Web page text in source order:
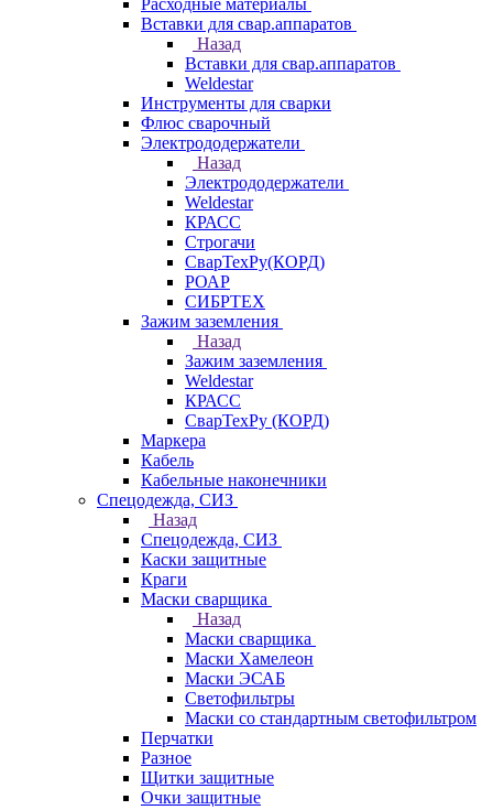
Расходные материалы
Вставки для свар.аппаратов
Назад
Вставки для свар.аппаратов
Weldestar
Инструменты для сварки
Флюс сварочный
Электрододержатели
Назад
Электрододержатели
Weldestar
КРАСС
Строгачи
СварТехРу(КОРД)
РОАР
СИБРТЕХ
Зажим заземления
Назад
Зажим заземления
Weldestar
КРАСС
СварТехРу (КОРД)
Маркера
Кабель
Кабельные наконечники
Спецодежда, СИЗ
Назад
Спецодежда, СИЗ
Каски защитные
Краги
Маски сварщика
Назад
Маски сварщика
Маски Хамелеон
Маски ЭСАБ
Светофильтры
Маски со стандартным светофильтром
Перчатки
Разное
Щитки защитные
Очки защитные